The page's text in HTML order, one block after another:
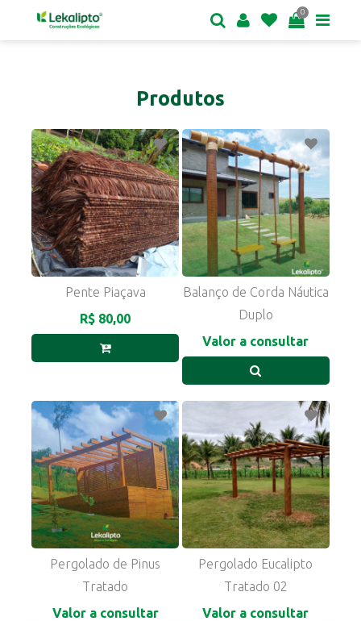
0
Produtos
Pente Piaçava
R$ 80,00
Balanço de Corda Náutica
Duplo
Valor a consultar
Pergolado de Pinus
Tratado
Valor a consultar
Pergolado Eucalipto
Tratado 02
Valor a consultar